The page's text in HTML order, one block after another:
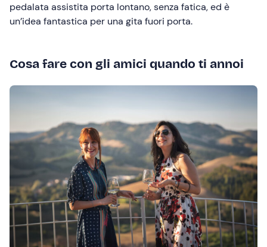
pedalata assistita porta lontano, senza fatica, ed è
un’idea fantastica per una gita fuori porta.
Cosa fare con gli amici quando ti annoi